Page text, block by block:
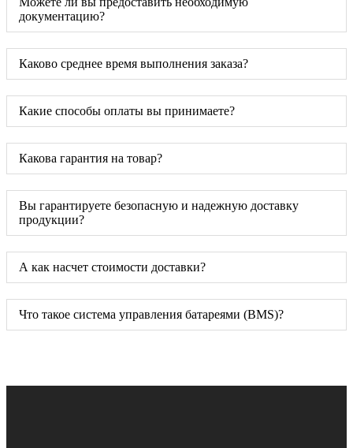
документацию?
Каково среднее время выполнения заказа?
Какие способы оплаты вы принимаете?
Какова гарантия на товар?
Вы гарантируете безопасную и надежную доставку
продукции?
А как насчет стоимости доставки?
Что такое система управления батареями (BMS)?